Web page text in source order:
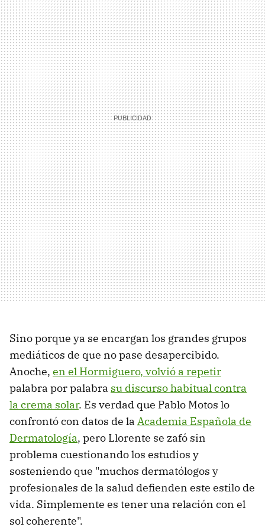
Sino porque ya se encargan los grandes grupos
mediáticos de que no pase desapercibido.
Anoche, en el Hormiguero, volvió a repetir
palabra por palabra su discurso habitual contra
la crema solar. Es verdad que Pablo Motos lo
confrontó con datos de la Academia Española de
Dermatología, pero Llorente se zafó sin
problema cuestionando los estudios y
sosteniendo que "muchos dermatólogos y
profesionales de la salud defienden este estilo de
vida. Simplemente es tener una relación con el
sol coherente".